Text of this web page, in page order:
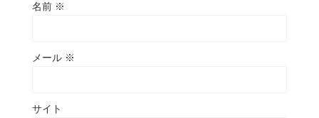
名前 ※
メール ※
サイト